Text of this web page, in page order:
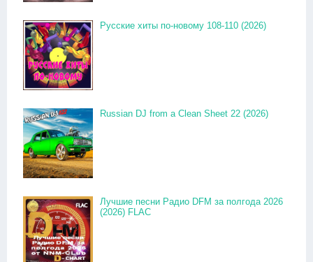
Русские хиты по-новому 108-110 (2026)
Russian DJ from a Clean Sheet 22 (2026)
Лучшие песни Радио DFM за полгода 2026
(2026) FLAC